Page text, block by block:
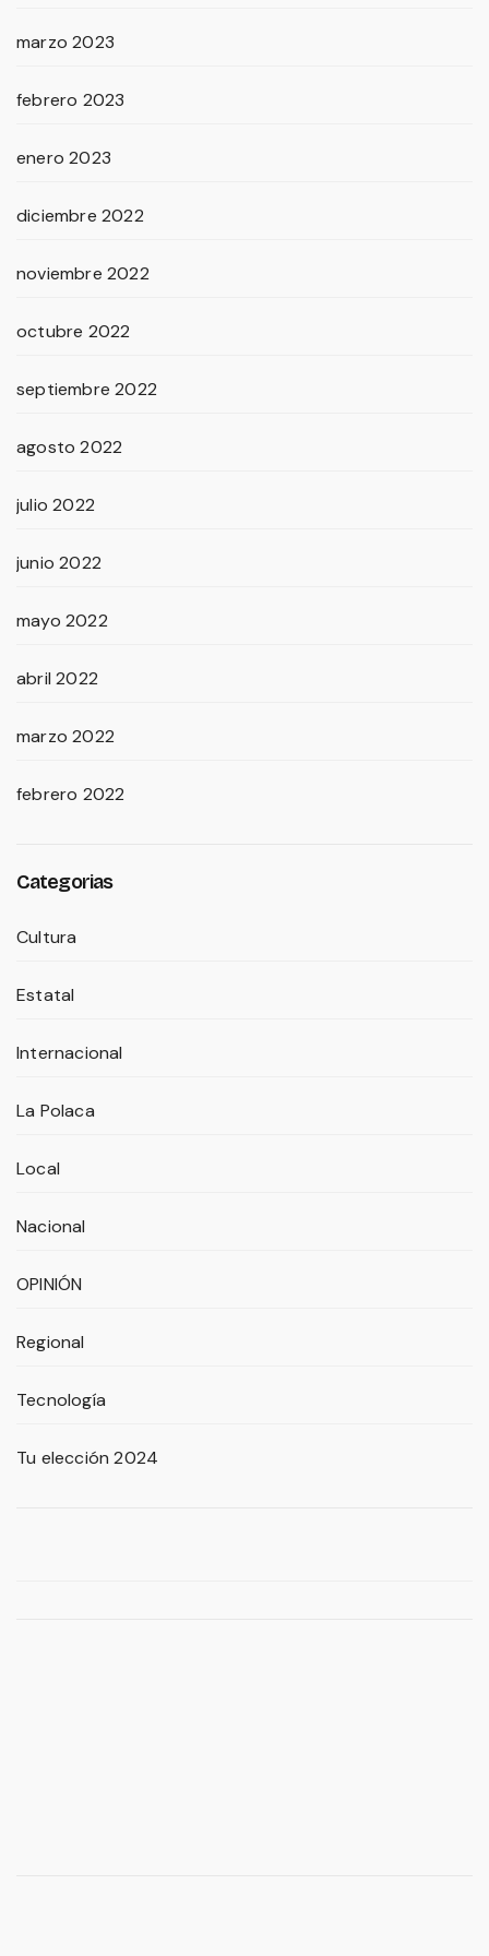
marzo 2023
febrero 2023
enero 2023
diciembre 2022
noviembre 2022
octubre 2022
septiembre 2022
agosto 2022
julio 2022
junio 2022
mayo 2022
abril 2022
marzo 2022
febrero 2022
Categorias
Cultura
Estatal
Internacional
La Polaca
Local
Nacional
OPINIÓN
Regional
Tecnología
Tu elección 2024